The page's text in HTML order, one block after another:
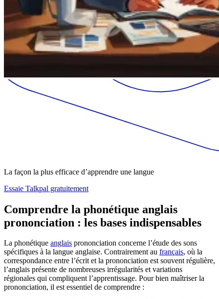
La façon la plus efficace d’apprendre une langue
Essaie Talkpal gratuitement
Comprendre la phonétique anglais
prononciation : les bases indispensables
La phonétique anglais prononciation concerne l’étude des sons
spécifiques à la langue anglaise. Contrairement au français, où la
correspondance entre l’écrit et la prononciation est souvent régulière,
l’anglais présente de nombreuses irrégularités et variations
régionales qui compliquent l’apprentissage. Pour bien maîtriser la
prononciation, il est essentiel de comprendre :